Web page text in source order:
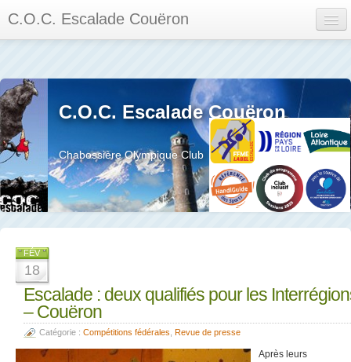
C.O.C. Escalade Couëron
Calendrier des événements et des compétitions
Les membres
Les séances
Privée
La salle et le mur
C.O.C. Escalade Couëron
Chabossière Olympique Club
FÉV
18
Escalade : deux qualifiés pour les
– Couëron
Catégorie : Compétitions fédérales Revue de presse
Après leurs